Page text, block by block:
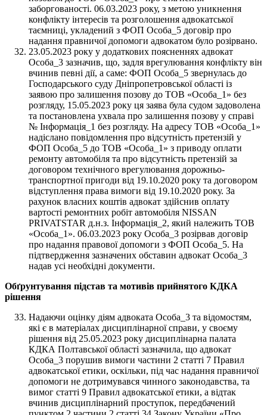
заборгованості. 06.03.2023 року, з метою уникнення
конфлікту інтересів та розголошення адвокатської
таємниці, укладений з ФОП Особа_5 договір про
надання правничої допомоги адвокатом було розірвано.
23.05.2023 року у додаткових поясненнях адвокат
Особа_3 зазначив, що, задля врегулювання конфлікту він
вчинив певні дії, а саме: ФОП Особа_5 звернулась до
Господарського суду Дніпропетровської області із
заявою про залишення позову до ТОВ «Особа_1» без
розгляду, 15.05.2023 року ця заява була судом задоволена
та постановлена ухвала про залишення позову у справі
№ Інформація_1 без розгляду. На адресу ТОВ «Особа_1»
надіслано повідомлення про відсутність претензій у
ФОП Особа_5 до ТОВ «Особа_1» з приводу оплати
ремонту автомобіля та про відсутність претензій за
договором технічного врегулювання дорожньо-
транспортної пригоди від 19.10.2020 року та договором
відступлення права вимоги від 19.10.2020 року. За
рахунок власних коштів адвокат здійснив оплату
вартості ремонтних робіт автомобіля NISSAN
PRIVATSTAR д.н.з. Інформація_2, який належить ТОВ
«Особа_1». 06.03.2023 року Особа_3 розірвав договір
про надання правової допомоги з ФОП Особа_5. На
підтвердження зазначених обставин адвокат Особа_3
надав усі необхідні документи.
Обґрунтування підстав та мотивів прийнятого КДКА
рішення
Надаючи оцінку діям адвоката Особа_3 та відомостям,
які є в матеріалах дисциплінарної справи, у своєму
рішення від 25.05.2023 року дисциплінарна палата
КДКА Полтавської області зазначила, що адвокат
Особа_3 порушив вимоги частини 2 статті 7 Правил
адвокатської етики, оскільки, під час надання правничої
допомоги не дотримувався чинного законодавства, та
вимог статті 9 Правил адвокатської етики, а відтак
вчинив дисциплінарний проступок, передбачений